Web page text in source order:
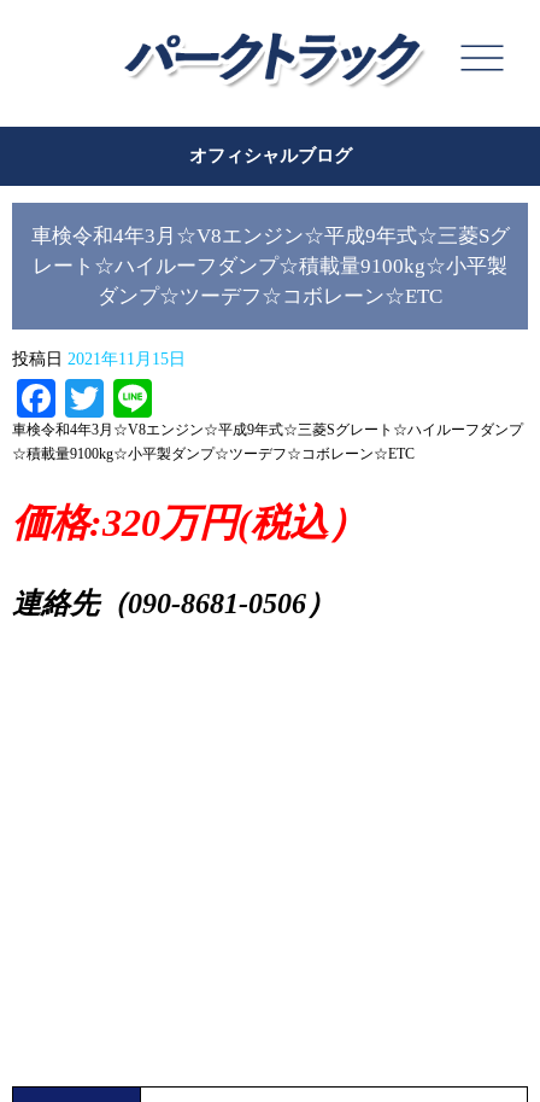
オフィシャルブログ
車検令和4年3月☆V8エンジン☆平成9年式☆三菱Sグ
レート☆ハイルーフダンプ☆積載量9100kg☆小平製
ダンプ☆ツーデフ☆コボレーン☆ETC
投稿日 2021年11月15日
Facebook
Twitter
車検令和4年3月☆V8エンジン☆平成9年式☆三菱Sグレート☆ハイルーフダンプ
☆積載量9100kg☆小平製ダンプ☆ツーデフ☆コボレーン☆ETC
価格:320万円(税込）
連絡先（090-8681-0506）